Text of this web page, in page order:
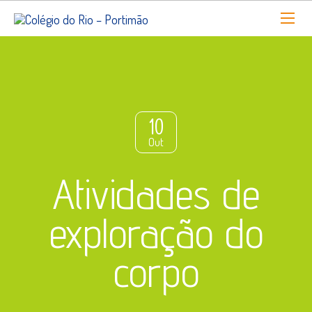
10
Out
Atividades de
exploração do
corpo